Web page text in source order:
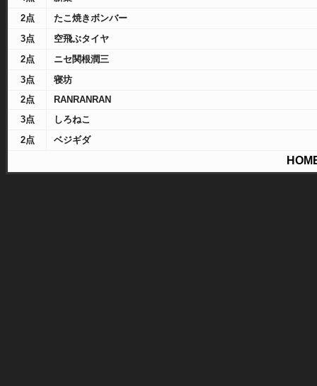
2点
たこ焼きボンバー
3点
空飛ぶタイヤ
2点
ニセ関根潤三
3点
寝坊
2点
RANRANRAN
3点
しろねこ
2点
ベジギダ